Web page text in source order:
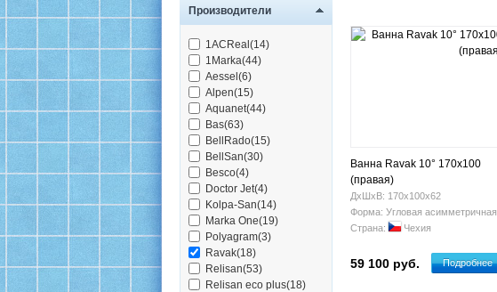
Производители
1ACReal(14)
1Marka(44)
Aessel(6)
Alpen(15)
Aquanet(44)
Bas(63)
BellRado(15)
BellSan(30)
Besco(4)
Doctor Jet(4)
Kolpa-San(14)
Marka One(19)
Polyagram(3)
Ravak(18)
Relisan(53)
Relisan eco plus(18)
Ванна Ravak 10° 170х100
(правая)
ДхШхВ: 170х100х62
Форма: Угловая асимметричная
Страна:
Чехия
59 100 руб. Подробнее